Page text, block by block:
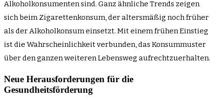
Alkoholkonsumenten sind. Ganz ähnliche Trends zeigen
sich beim Zigarettenkonsum, der altersmäßig noch früher
als der Alkoholkonsum einsetzt. Mit einem frühen Einstieg
ist die Wahrscheinlichkeit verbunden, das Konsummuster
über den ganzen weiteren Lebensweg aufrechtzuerhalten.
Neue Herausforderungen für die
Gesundheitsförderung